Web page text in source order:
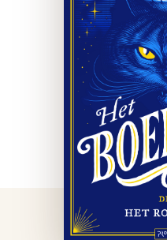
In het
van Het
we de
naar haar
Pan.